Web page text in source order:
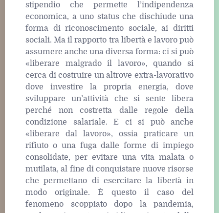
stipendio che permette l’indipendenza
economica, a uno status che dischiude una
forma di riconoscimento sociale, ai diritti
sociali. Ma il rapporto tra libertà e lavoro può
assumere anche una diversa forma: ci si può
«liberare malgrado il lavoro», quando si
cerca di costruire un altrove extra-lavorativo
dove investire la propria energia, dove
sviluppare un’attività che si sente libera
perché non costretta dalle regole della
condizione salariale. E ci si può anche
«liberare dal lavoro», ossia praticare un
rifiuto o una fuga dalle forme di impiego
consolidate, per evitare una vita malata o
mutilata, al fine di conquistare nuove risorse
che permettano di esercitare la libertà in
modo originale. È questo il caso del
fenomeno scoppiato dopo la pandemia,